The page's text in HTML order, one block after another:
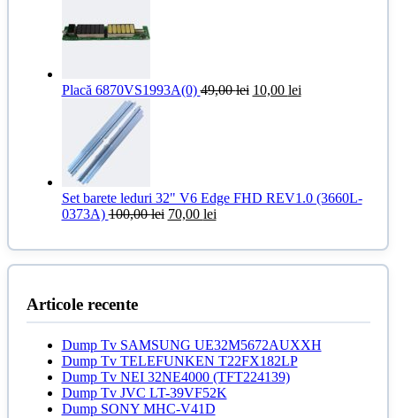
Placă 6870VS1993A(0)49,00lei Prețul
10,00 leiPrețul
Set barete leduri 32" V6 Edge FHD REV1.0 (3660L-
0373A)100,00lei Prețul
fost:
70,00 leiPrețul
70,00 lei.
Articole recente
Dump Tv SAMSUNG UE32M5672AUXXH
Dump Tv TELEFUNKEN T22FX182LP
Dump Tv NEI 32NE4000 (TFT224139)
Dump Tv JVC LT-39VF52K
Dump SONY MHC-V41D